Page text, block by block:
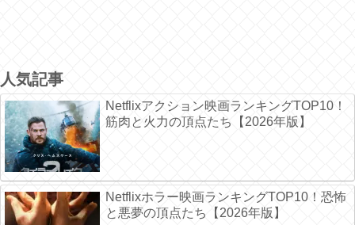
人気記事
Netflixアクション映画ランキングTOP10！
筋肉と火力の頂点たち【2026年版】
Netflixホラー映画ランキングTOP10！恐怖
と悪夢の頂点たち【2026年版】